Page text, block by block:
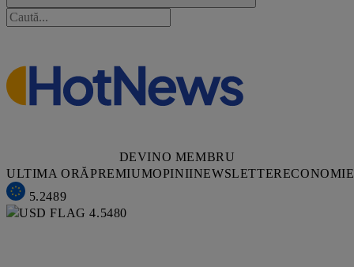
DEVINO MEMBRU
ULTIMA ORĂPREMIUMOPINIINEWSLETTERECONOMIE
5.2489
4.5480